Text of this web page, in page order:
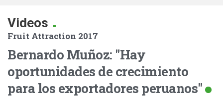
Videos .
Fruit Attraction 2017
Bernardo Muñoz: "Hay
oportunidades de crecimiento
para los exportadores peruanos"